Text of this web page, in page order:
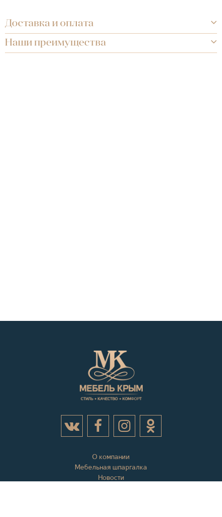
Доставка и оплата
Наши преимущества
О компании
Мебельная шпаргалка
Новости